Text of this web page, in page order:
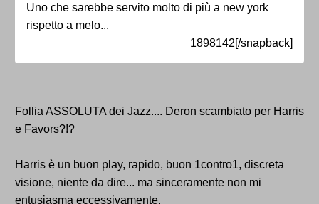
Uno che sarebbe servito molto di più a new york
rispetto a melo...
1898142[/snapback]
Follia ASSOLUTA dei Jazz.... Deron scambiato per Harris
e Favors?!?
Harris è un buon play, rapido, buon 1contro1, discreta
visione, niente da dire... ma sinceramente non mi
entusiasma eccessivamente.